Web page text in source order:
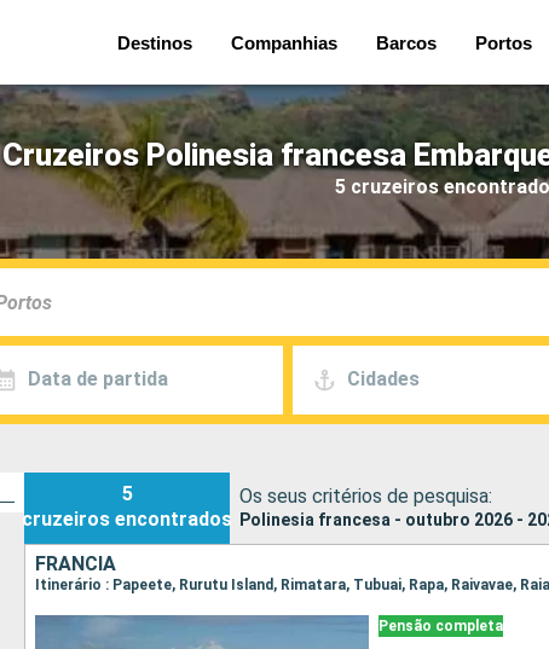
Destinos Companhias Barcos Portos
Cruzeiros Polinesia francesa
5 cruzeiros
Data de partida Cidades
5
cruzeiros encontrados
Os seus critérios de pesquisa:
Polinesia francesa - outubro 2026 -
FRANCIA
Itinerário : Papeete, Rurutu Island, Rimatara, Tubuai, Rapa, Raivavae,
Pensão completa